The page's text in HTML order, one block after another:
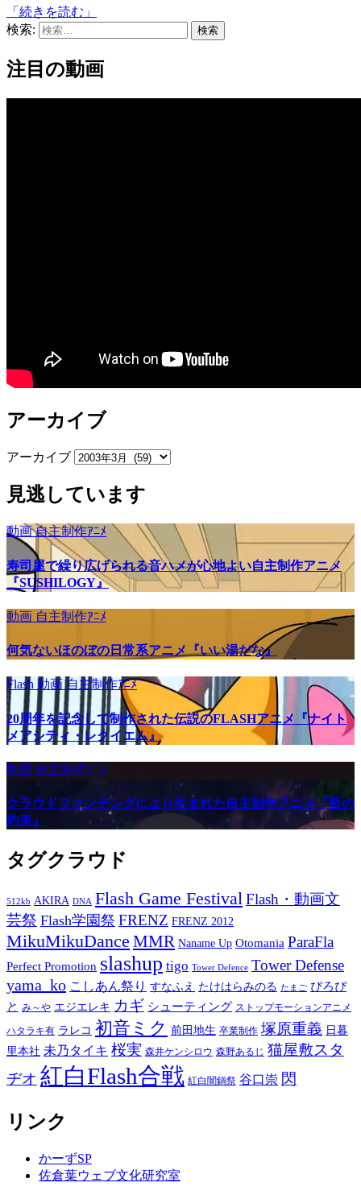
「続きを読む」
検索:
注目の動画
アーカイブ
アーカイブ
見逃しています
動画自主制作ｱﾆﾒ
寿司屋で繰り広げられる音ハメが心地よい自主制作アニメ
『SUSHILOGY』
動画 自主制作ｱﾆﾒ
何気ないほのぼの日常系アニメ『いい湯だな』
Flash 動画自主制作ｱﾆﾒ
20周年を記念して制作された伝説のFLASHアニメ『ナイト
メアシティ・レクイエム』
動画 自主制作ｱﾆﾒ
クラウドファンデングにより生まれた自主制作アニメ『藍の
約束』
タグクラウド
512kb AKIRA DNA Flash Game FestivalFlash・動画文
芸祭 Flash学園祭 FRENZ FRENZ 2012
MikuMikuDance MMR Naname Up Otomania ParaFla
Perfect Promotion slashup tigo Tower Defence Tower Defense
yama_ko こしあん祭り すなふえ たけはらみのる たまご ぴろぴ
と み～や エジエレキ カギ シューティング ストップモーションアニメ
ハタラキ有 ラレコ 初音ミク 前田地生 卒業制作 塚原重義 日暮
里本社 未乃タイキ 桜実 森井ケンシロウ 森野あるじ 猫屋敷スタ
ヂオ 紅白Flash合戦 紅白闇鍋祭 谷口崇 閃
リンク
かーずSP
佐倉葉ウェブ文化研究室